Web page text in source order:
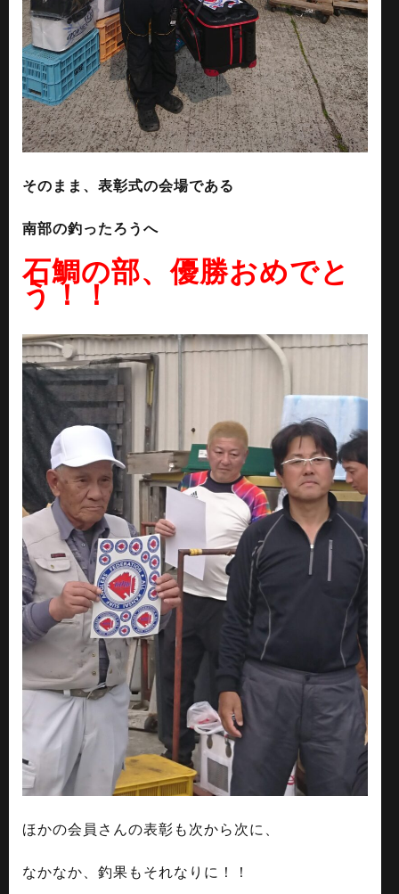
そのまま、表彰式の会場である
南部の釣ったろうへ
石鯛の部、優勝おめでと
う！！
ほかの会員さんの表彰も次から次に、
なかなか、釣果もそれなりに！！